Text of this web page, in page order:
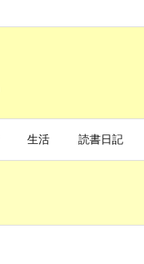
生活 読書日記